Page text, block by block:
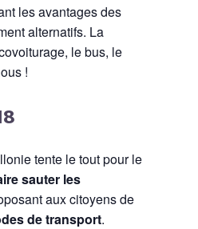
les avantages des
alternatifs. La
le bus, le
!
tente le tout pour le
sauter les
aux citoyens de
de transport.